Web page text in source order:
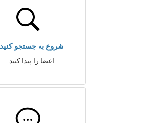
شروع به جستجو کنید
اعضا را پیدا کنید